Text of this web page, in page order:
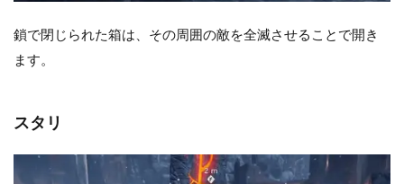
鎖で閉じられた箱は、その周囲の敵を全滅させることで開き
ます。
スタリ